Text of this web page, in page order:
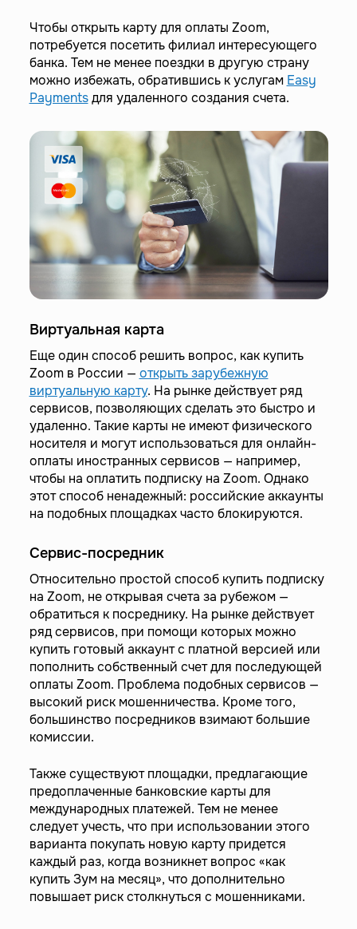
Чтобы открыть карту для оплаты Zoom,
потребуется посетить филиал интересующего
банка. Тем не менее поездки в другую страну
можно избежать, обратившись к услугам Easy
Paymentsдля удаленного создания счета.
Виртуальная карта
Еще один способ решить вопрос, как купить
Zoom в России — открыть зарубежную
виртуальную карту. На рынке действует ряд
сервисов, позволяющих сделать это быстро и
удаленно. Такие карты не имеют физического
носителя и могут использоваться для онлайн-
оплаты иностранных сервисов — например,
чтобы на оплатить подписку на Zoom. Однако
этот способ ненадежный: российские аккаунты
на подобных площадках часто блокируются.
Сервис-посредник
Относительно простой способ купить подписку
на Zoom, не открывая счета за рубежом —
обратиться к посреднику. На рынке действует
ряд сервисов, при помощи которых можно
купить готовый аккаунт с платной версией или
пополнить собственный счет для последующей
оплаты Zoom. Проблема подобных сервисов —
высокий риск мошенничества. Кроме того,
большинство посредников взимают большие
комиссии.
Также существуют площадки, предлагающие
предоплаченные банковские карты для
международных платежей. Тем не менее
следует учесть, что при использовании этого
варианта покупать новую карту придется
каждый раз, когда возникнет вопрос «как
купить Зум на месяц», что дополнительно
повышает риск столкнуться с мошенниками.